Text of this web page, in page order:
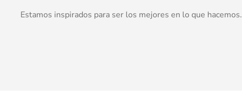
Estamos inspirados para ser los mejores en lo que hacemos.